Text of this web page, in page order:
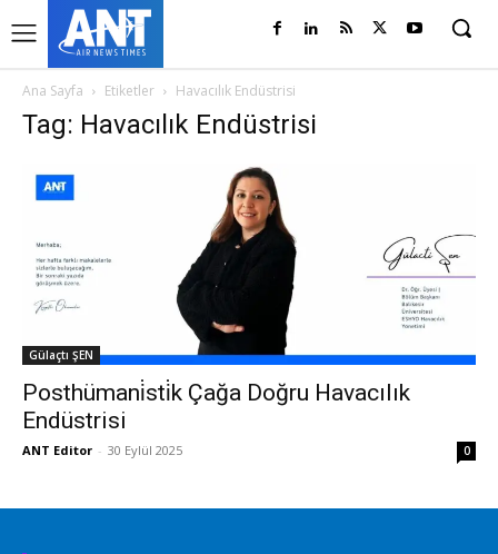
Ana Sayfa Etiketler Havacılık Endüstrisi
Tag: Havacılık Endüstrisi
Gülaçtı ŞEN
Posthümani̇sti̇k Çağa Doğru Havacılık
Endüstrisi
ANT Editor - 30 Eylül 2025 0